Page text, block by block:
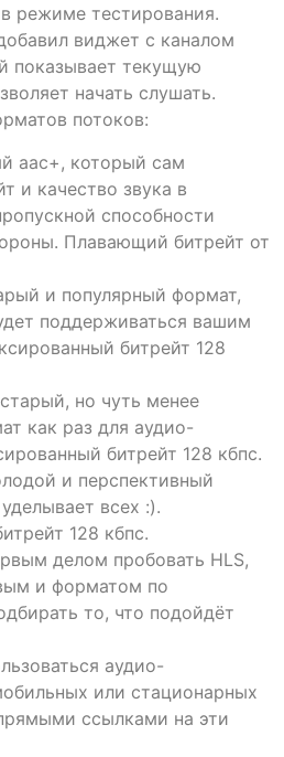
режиме тестирования.
виджет с каналом
показывает текущую
начать слушать.
потоков:
aac+, который сам
и качество звука в
способности
Плавающий битрейт от
и популярный формат,
поддерживаться вашим
битрейт 128
но чуть менее
как раз для аудио-
битрейт 128 кбпс.
и перспективный
всех :).
128 кбпс.
делом пробовать HLS,
и форматом по
то, что подойдёт
аудио-
или стационарных
ссылками на эти